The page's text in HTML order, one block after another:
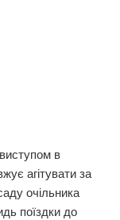
в
агітувати за
очільника
поїздки до